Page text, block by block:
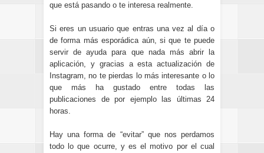
que está pasando o te interesa realmente.
Si eres un usuario que entras una vez al día o
de forma más esporádica aún, si que te puede
servir de ayuda para que nada más abrir la
aplicación, y gracias a esta actualización de
Instagram, no te pierdas lo más interesante o lo
que más ha gustado entre todas las
publicaciones de por ejemplo las últimas 24
horas.
Hay una forma de “evitar” que nos perdamos
todo lo que ocurre, y es el motivo por el cual